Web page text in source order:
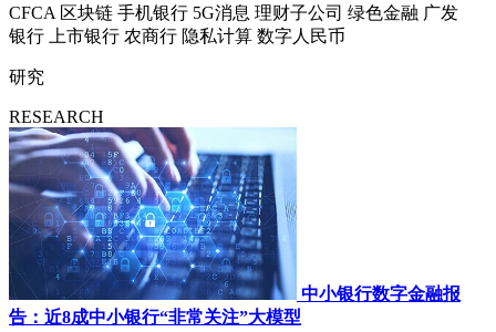
CFCA 区块链 手机银行 5G消息 理财子公司 绿色金融 广发
银行
上市银行 农商行 隐私计算 数字人民币
研究
RESEARCH
中小银行数字金融报
告：近8成中小银行“非常关注”大模型